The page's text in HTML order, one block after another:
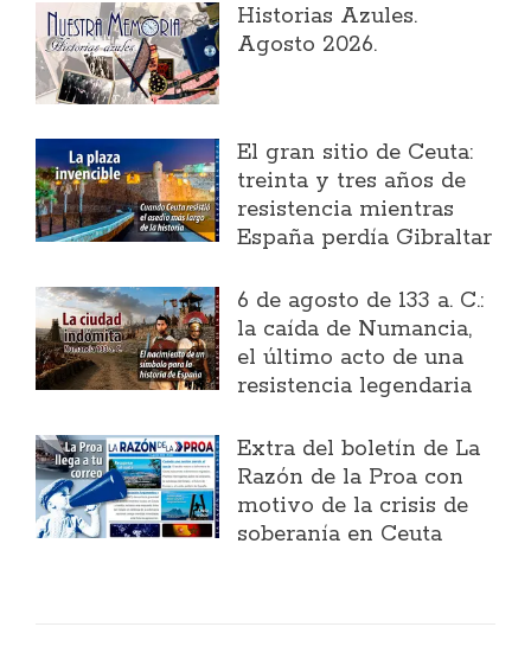
Historias Azules.
Agosto 2026.
El gran sitio de Ceuta:
treinta y tres años de
resistencia mientras
España perdía Gibraltar
6 de agosto de 133 a. C.:
la caída de Numancia,
el último acto de una
resistencia legendaria
Extra del boletín de La
Razón de la Proa con
motivo de la crisis de
soberanía en Ceuta